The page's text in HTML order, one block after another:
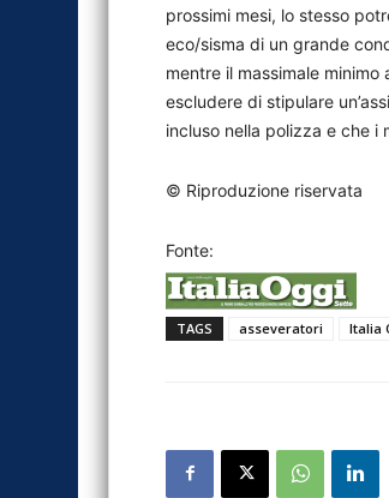
prossimi mesi, lo stesso
eco/sisma di un grande
mentre il massimale
escludere di stipulare
incluso nella polizza e che i
© Riproduzione riservata
Fonte:
TAGS asseveratori Italia